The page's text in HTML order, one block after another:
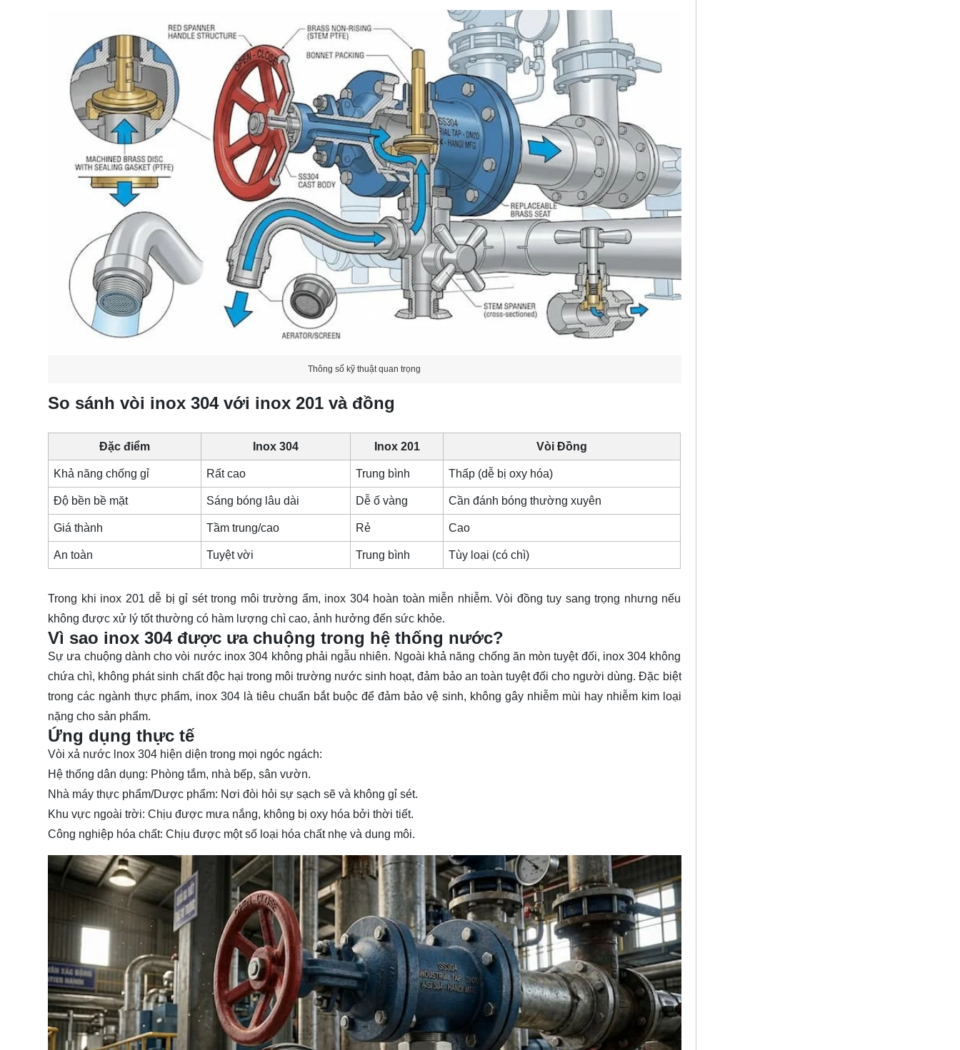
Thông số kỹ thuật quan trọng
So sánh vòi inox 304 với inox 201 và đồng
Đặc điểm Inox 304 Inox 201 Vòi Đồng
Khả năng chống gỉ Rất cao Trung bình Thấp (dễ bị oxy hóa)
Độ bền bề mặt Sáng bóng lâu dài Dễ ố vàng Cần đánh bóng thường xuyên
Giá thành Tầm trung/cao Rẻ Cao
An toàn Tuyệt vời Trung bình Tùy loại (có chì)
Trong khi inox 201 dễ bị gỉ sét trong môi trường ẩm, inox 304 hoàn toàn miễn nhiễm. Vòi đồng tuy sang trọng nhưng nếu
không được xử lý tốt thường có hàm lượng chì cao, ảnh hưởng đến sức khỏe.
Vì sao inox 304 được ưa chuộng trong hệ thống nước?
Sự ưa chuộng dành cho vòi nước inox 304 không phải ngẫu nhiên. Ngoài khả năng chống ăn mòn tuyệt đối, inox 304 không
chứa chì, không phát sinh chất độc hại trong môi trường nước sinh hoạt, đảm bảo an toàn tuyệt đối cho người dùng. Đặc biệt
trong các ngành thực phẩm, inox 304 là tiêu chuẩn bắt buộc để đảm bảo vệ sinh, không gây nhiễm mùi hay nhiễm kim loại
nặng cho sản phẩm.
Ứng dụng thực tế
Vòi xả nước lnox 304 hiện diện trong mọi ngóc ngách:
Hệ thống dân dụng: Phòng tắm, nhà bếp, sân vườn.
Nhà máy thực phẩm/Dược phẩm: Nơi đòi hỏi sự sạch sẽ và không gỉ sét.
Khu vực ngoài trời: Chịu được mưa nắng, không bị oxy hóa bởi thời tiết.
Công nghiệp hóa chất: Chịu được một số loại hóa chất nhẹ và dung môi.